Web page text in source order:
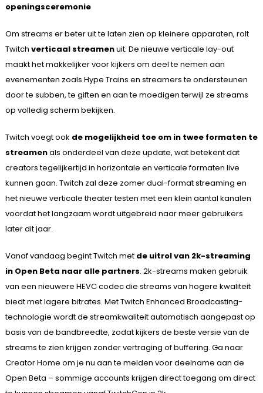
openingsceremonie
Om streams er beter uit te laten zien op kleinere apparaten, rolt
Twitch verticaal streamenuit. De nieuwe verticale lay-out
maakt het makkelijker voor kijkers om deel te nemen aan
evenementen zoals Hype Trains en streamers te ondersteunen
door te subben, te giften en aan te moedigen terwijl ze streams
op volledig scherm bekijken.
Twitch voegt ook de mogelijkheid toe om in twee formaten te
streamenals onderdeel van deze update, wat betekent dat
creators tegelijkertijd in horizontale en verticale formaten live
kunnen gaan. Twitch zal deze zomer dual-format streaming en
het nieuwe verticale theater testen met een klein aantal kanalen
voordat het langzaam wordt uitgebreid naar meer gebruikers
later dit jaar.
Vanaf vandaag begint Twitch met de uitrol van 2k-streaming
in Open Beta naar alle partners. 2k-streams maken gebruik
van een nieuwere HEVC codec die streams van hogere kwaliteit
biedt met lagere bitrates. Met Twitch Enhanced Broadcasting-
technologie wordt de streamkwaliteit automatisch aangepast op
basis van de bandbreedte, zodat kijkers de beste versie van de
streams te zien krijgen zonder vertraging of buffering. Ga naar
Creator Home om je nu aan te melden voor deelname aan de
Open Beta – sommige accounts krijgen direct toegang om direct